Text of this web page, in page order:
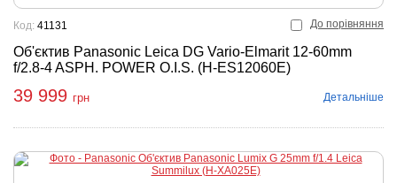
До порівняння
Об'єктив Panasonic Leica DG Vario-Elmarit 12-60mm
f/2.8-4 ASPH. POWER O.I.S. (H-ES12060E)
Код: 41131
39 999 грн Детальніше